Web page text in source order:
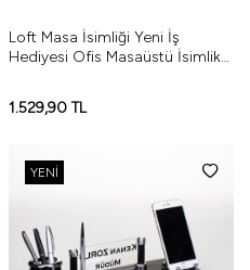
Loft Masa İsimliği Yeni İş
Hediyesi Ofis Masaüstü İsimlik
1.529,90 TL
YENI